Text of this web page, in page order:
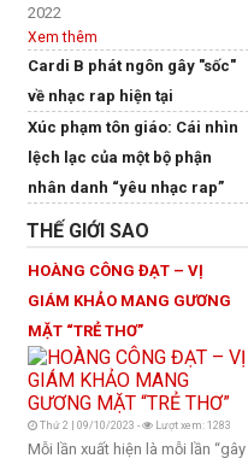
2022
Xem thêm
Cardi B phát ngôn gây "sốc"
về nhạc rap hiện tại
Xúc phạm tôn giáo: Cái nhìn
lệch lạc của một bộ phận
nhân danh “yêu nhạc rap”
THẾ GIỚI SAO
HOÀNG CÔNG ĐẠT – VỊ
GIÁM KHẢO MANG GƯƠNG
MẶT “TRẺ THƠ”
Thứ 2 | 09/10/2023 - Lượt xem: 1283
Mỗi lần xuất hiện là mỗi lần “gây